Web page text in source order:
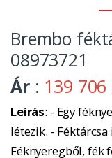
Brembo
08973721
Ár : 139 706
Leírás: - Egy
létezik. -
Féknyeregből,